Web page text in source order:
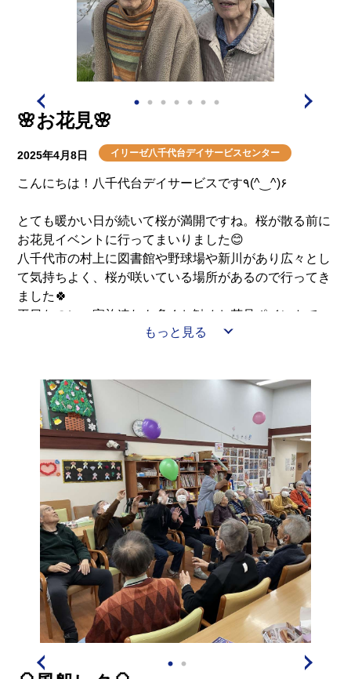
🌸お花見🌸
2025年4月8日 イリーゼ八千代台デイサービスセンター
こんにちは！八千代台デイサービスです٩(^‿^)۶
とても暖かい日が続いて桜が満開ですね。桜が散る前に
お花見イベントに行ってまいりました😊
八千代市の村上に図書館や野球場や新川があり広々とし
て気持ちよく、桜が咲いている場所があるので行ってき
ました🍀
平日なのに、家族連れも多くお勧めお花見ポイントで
とても楽しかったですね😉
もっと見る